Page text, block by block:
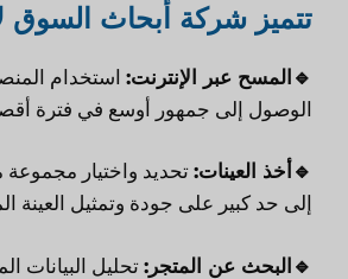
تتميز شركة أبحاث السوق
🔹 المسح عبر الإنترنت: استخدام
الوصول إلى جمهور أوسع في فترة
🔹 أخذ العينات: تحديد واختيار
إلى حد كبير على جودة وتمثيل العينة
🔹 البحث عن المتجر: تحليل البيانات